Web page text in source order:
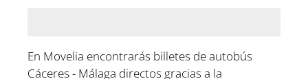
En Movelia encontrarás billetes de autobús
Cáceres - Málaga directos gracias a la